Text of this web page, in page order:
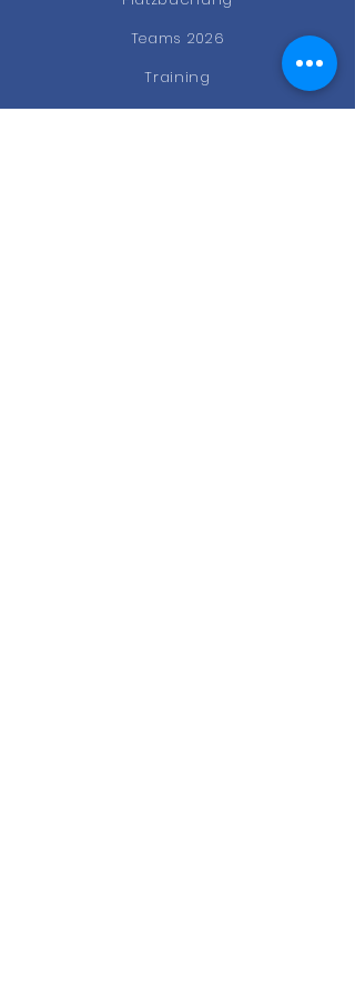
Teams 2026
Training
News